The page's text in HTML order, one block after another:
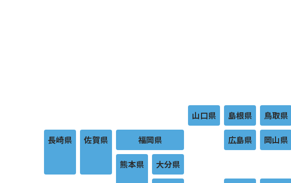
山口県 島根県 鳥取県
長崎県 佐賀県 福岡県 広島県 岡山県
熊本県 大分県